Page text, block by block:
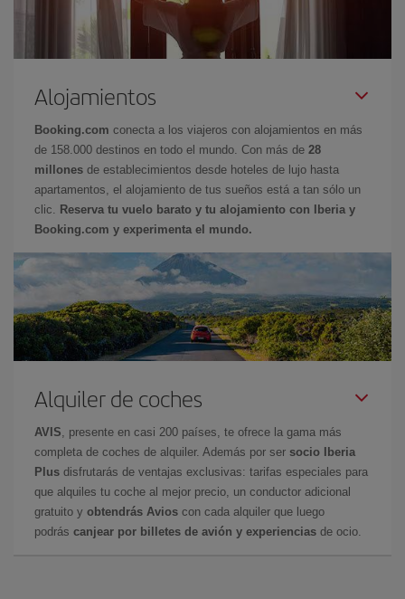
Alojamientos
Booking.com conecta a los viajeros con alojamientos en más
de 158.000 destinos en todo el mundo. Con más de 28
millones de establecimientos desde hoteles de lujo hasta
apartamentos, el alojamiento de tus sueños está a tan sólo un
clic.
Reserva tu vuelo barato y tu alojamiento con Iberia y
Booking.com y experimenta el mundo.
Alquiler de coches
AVIS , presente en casi 200 países, te ofrece la gama más
completa de coches de alquiler. Además por ser socio Iberia
Plus disfrutarás de ventajas exclusivas: tarifas especiales para
que alquiles tu coche al mejor precio, un conductor adicional
gratuito y obtendrás Avios con cada alquiler que luego
podrás canjear por billetes de avión y experiencias de ocio.